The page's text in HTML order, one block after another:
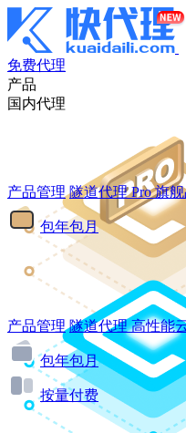
免费代理
产品
国内代理
产品管理 隧道代理Pro 旗
包年包月
产品管理 隧道代理 高性能
包年包月
按量付费